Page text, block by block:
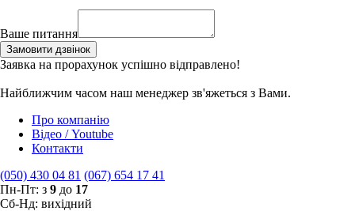
Ваше питання
Замовити дзвінок
Заявка на прорахунок успішно відправлено!
Найближчим часом наш менеджер зв'яжеться з Вами.
Про компанію
Відео / Youtube
Контакти
(050) 430 04 81 (067) 654 17 41
Пн-Пт: з 9 до 17
Сб-Нд: вихідний